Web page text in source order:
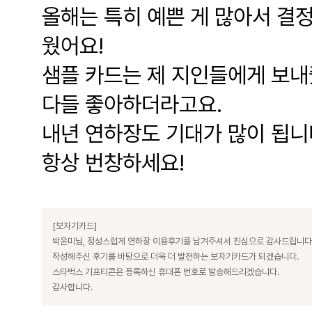
올해는 특히 예쁜 게 많아서 결
웠어요!
샘플 카드는 제 지인들에게 보
다들 좋아하더라고요.
내년 연하장도 기대가 많이 됩
항상 번창하세요!
[보자기카드]
박윤미님, 정성스럽게 연하장 이용후기를 남겨주셔서 진심으로 감사드립니
작성해주신 후기를 바탕으로 더욱 더 발전하는 보자기카드가 되겠습니다.
스타벅스 기프티콘은 등록하신 휴대폰 번호로 발송해드리겠습니다.
감사합니다.